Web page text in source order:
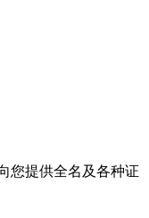
您提供全名及各种证